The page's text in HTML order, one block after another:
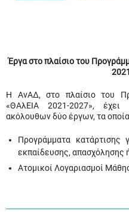
Έργα στο πλαίσιο του
Η ΑνΑΔ, στο πλαίσιο του
«ΘΑλΕΙΑ 2021-2027»,
ακόλουθων δύο έργων, τα
Προγράμματα κατάρτισης
εκπαίδευσης, απασχόλησης
Ατομικοί Λογαριασμοί